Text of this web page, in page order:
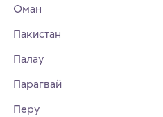
Оман
Пакистан
Палау
Парагвай
Перу